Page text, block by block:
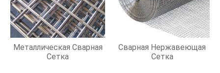
Металлическая Сварная
Сетка
Сварная Нержавеющая
Сетка